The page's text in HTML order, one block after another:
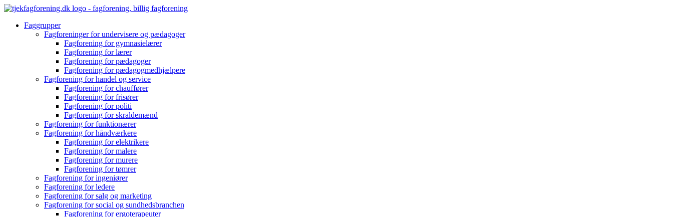
Videre
indholdFaggrupper
Fagforeninger for undervisere og pædagoger
Fagforening for gymnasielærer
Fagforening for lærer
Fagforening for pædagoger
Fagforening for pædagogmedhjælpere
Fagforening for handel og service
Fagforening for chauffører
Fagforening for frisører
Fagforening for politi
Fagforening for skraldemænd
Fagforening for funktionærer
Fagforening for håndværkere
Fagforening for elektrikere
Fagforening for malere
Fagforening for murere
Fagforening for tømrer
Fagforening for ingeniører
Fagforening for ledere
Fagforening for salg og marketing
Fagforening for social og sundhedsbranchen
Fagforening for ergoterapeuter